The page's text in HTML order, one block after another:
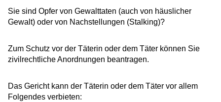
Sie sind Opfer von Gewalttaten (auch von häuslicher
Gewalt) oder von Nachstellungen (Stalking)?
Zum Schutz vor der Täterin oder dem Täter können Sie
zivilrechtliche Anordnungen beantragen.
Das Gericht kann der Täterin oder dem Täter vor allem
Folgendes verbieten: